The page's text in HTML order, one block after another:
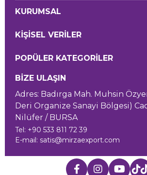
KURUMSAL
KİŞİSEL VERİLER
POPÜLER KATEGORİLER
BİZE ULAŞIN
Adres: Badırga Mah. Muhsin
Deri Organize Sanayi Bölgesi)
Nilüfer / BURSA
Tel: +90 533 811 72 39
E-mail: satis@mirzaexport.com